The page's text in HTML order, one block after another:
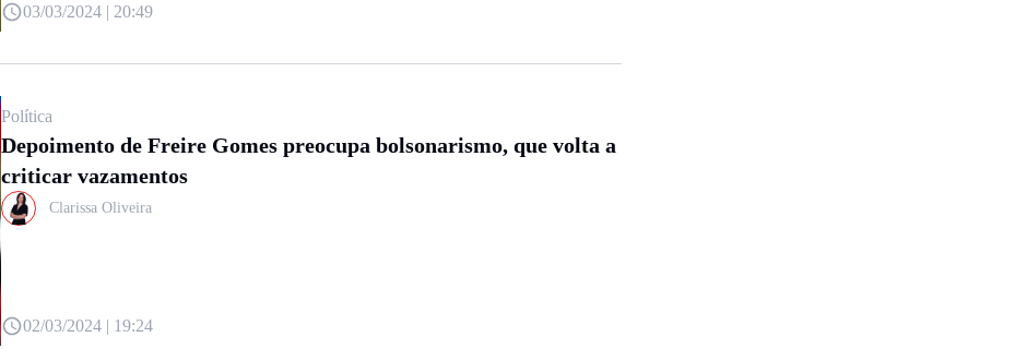
03/03/2024 | 20:49
Política
Depoimento de Freire Gomes preocupa bolsonarismo, que volta a
criticar vazamentos
Clarissa Oliveira
02/03/2024 | 19:24